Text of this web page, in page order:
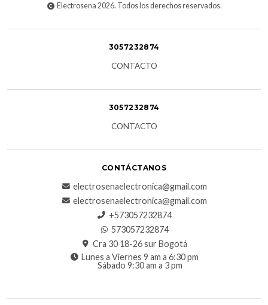
Electrosena 2026. Todos los derechos reservados.
3057232874
CONTACTO
3057232874
CONTACTO
CONTÁCTANOS
electrosenaelectronica@gmail.com
electrosenaelectronica@gmail.com
+573057232874
573057232874
Cra 30 18-26 sur Bogotá
Lunes a Viernes 9 am a 6:30 pm
Sábado 9:30 am a 3 pm